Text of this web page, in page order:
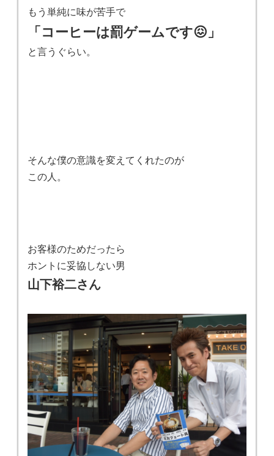
もう単純に味が苦手で
「コーヒーは罰ゲームです😖」
と言うぐらい。
そんな僕の意識を変えてくれたのが
この人。
お客様のためだったら
ホントに妥協しない男
山下裕二さん